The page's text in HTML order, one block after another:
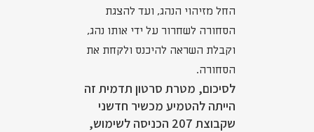
החל מזיהוי הנהג, ועד להצגת
הסחורה לשחרור על ידי אותו נהג,
וקבלת השראה להיכנס ולקחת את
הסחורה.
לסיכום, מטרת סרטון תדמית זה
הייתה להטמיע מכשיר חדשני
שקבוצת 207 הכניסה לשימוש,